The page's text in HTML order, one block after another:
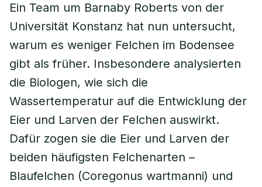
Ein Team um Barnaby Roberts von der
Universität Konstanz hat nun untersucht,
warum es weniger Felchen im Bodensee
gibt als früher. Insbesondere analysierten
die Biologen, wie sich die
Wassertemperatur auf die Entwicklung der
Eier und Larven der Felchen auswirkt.
Dafür zogen sie die Eier und Larven der
beiden häufigsten Felchenarten –
Blaufelchen (Coregonus wartmanni) und